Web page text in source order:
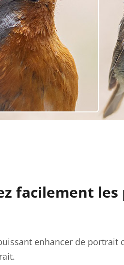
facilement les
enhancer de